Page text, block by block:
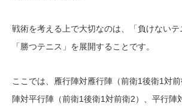
戦術を考える上で大切なのは、「負けない
「勝つテニス」を展開することです。
ここでは、雁行陣対雁行陣（前衛1後衛1対
陣対平行陣（前衛1後衛1対前衛2）、平行陣